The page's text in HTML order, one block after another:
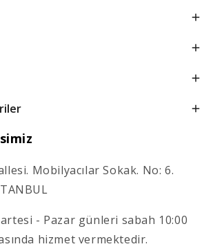
Mobilyacılar Sokak. No: 6.
- Pazar günleri sabah 10:00
hizmet vermektedir.